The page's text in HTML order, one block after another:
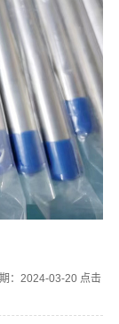
：2024-03-20 点击